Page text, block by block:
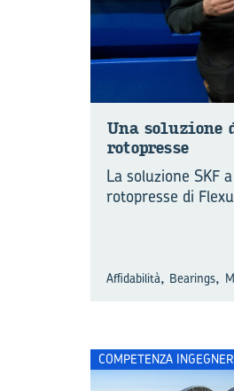
Una
ro­to­pres­se
La soluzione SKF
rotopresse di
Affidabilità, Bearings,
COMPETENZA